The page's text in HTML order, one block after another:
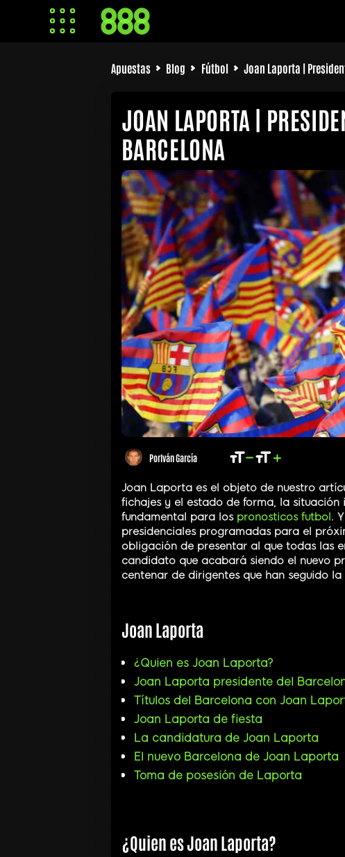
Apuestas Blog Fútbol Joan Laporta |
JOAN LAPORTA |
BARCELONA
PorIván García
Joan Laporta es el objeto de nuestro
fichajes y el estado de forma, la
fundamental para los pronosticos futbol.
presidenciales programadas para el
obligación de presentar al que todas las
candidato que acabará siendo el nuevo
centenar de dirigentes que han seguido la
Joan Laporta
¿Quien es Joan Laporta?
Joan Laporta presidente del
Títulos del Barcelona con Joan
Joan Laporta de fiesta
La candidatura de Joan Laporta
El nuevo Barcelona de Joan Laporta
Toma de posesión de Laporta
¿Quien es Joan Laporta?